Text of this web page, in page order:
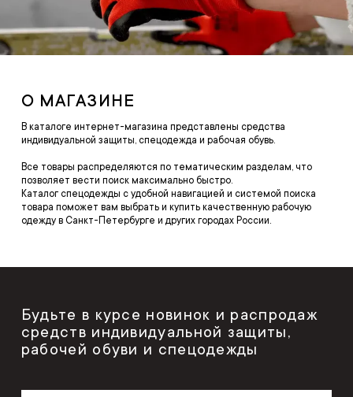
О МАГАЗИНЕ
В каталоге интернет-магазина представлены средства
индивидуальной защиты, спецодежда и рабочая обувь.
Все товары распределяются по тематическим разделам, что
позволяет вести поиск максимально быстро.
Каталог спецодежды с удобной навигацией и системой поиска
товара поможет вам выбрать и купить качественную рабочую
одежду в Санкт-Петербурге и других городах России.
Будьте в курсе новинок и распродаж
средств индивидуальной защиты,
рабочей обуви и спецодежды